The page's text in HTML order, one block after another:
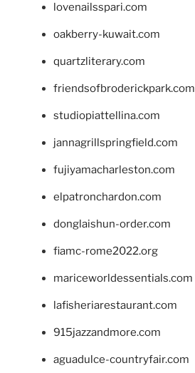
lovenailsspari.com
oakberry-kuwait.com
quartzliterary.com
friendsofbroderickpark.com
studiopiattellina.com
jannagrillspringfield.com
fujiyamacharleston.com
elpatronchardon.com
donglaishun-order.com
fiamc-rome2022.org
mariceworldessentials.com
lafisheriarestaurant.com
915jazzandmore.com
aguadulce-countryfair.com